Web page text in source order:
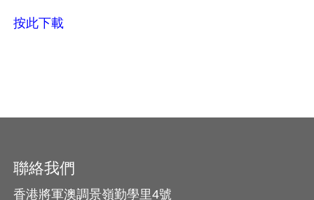
按此下載
聯絡我們
香港將軍澳調景嶺勤學里4號